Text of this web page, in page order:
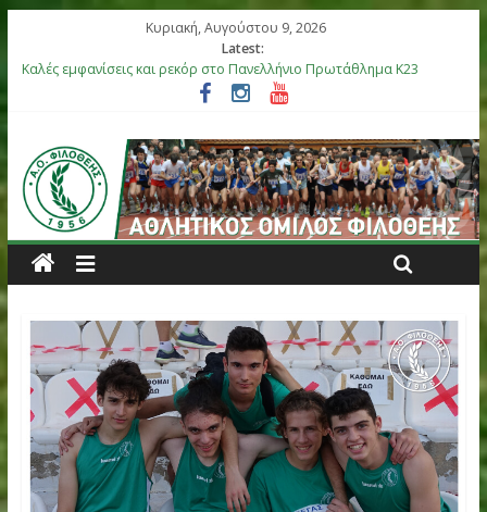
Κυριακή, Αυγούστου 9, 2026
Latest:
Καλές εμφανίσεις και ρεκόρ στο Πανελλήνιο Πρωτάθλημα Κ23
Αργυρό μετάλλιο η Στεφανίδη, καλές εμφανίσεις στο
Επιτυχίες για τους αθλητές μας στο Πανελλήνιο Πρωτάθλημα
στη Θήβα
Μετάλλια για τα παιδιά του ΑΟ Φιλοθέης στη διεθνή
Ελλάς-Κύπρος
Έξι αθλητές του ΑΟ Φιλοθέης στην αποστολή της Εθνικής
Κ18